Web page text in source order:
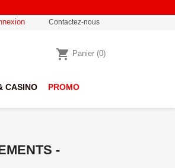
Contactez-nous
shopping_cart Panier (0)
CASINO PROMO
-